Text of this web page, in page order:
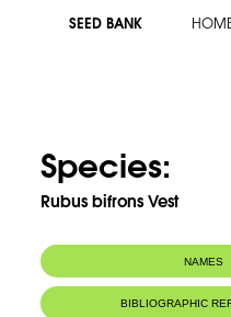
SEED BANK
Species:
Rubus bifrons Vest
NAMES
Synonym(s): Rubus
BIBLIOGRAPHIC